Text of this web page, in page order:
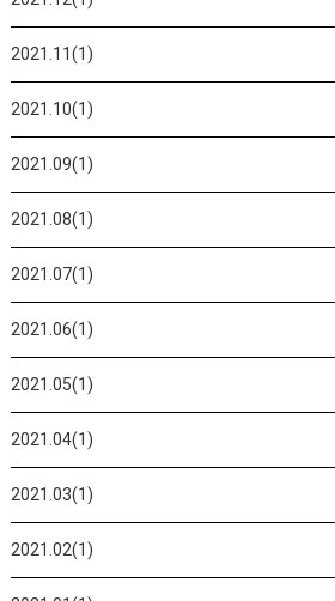
2021.11(1)
2021.10(1)
2021.09(1)
2021.08(1)
2021.07(1)
2021.06(1)
2021.05(1)
2021.04(1)
2021.03(1)
2021.02(1)